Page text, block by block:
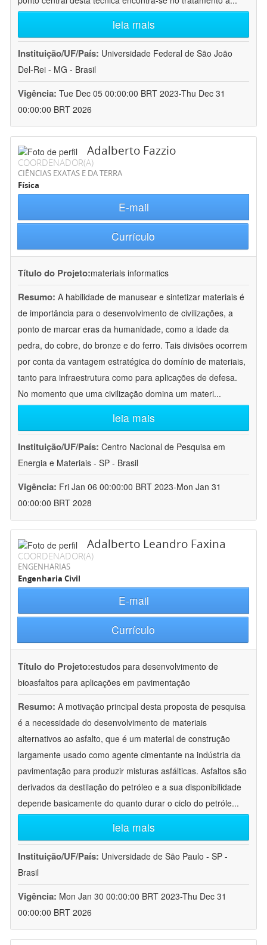
leia mais
Instituição/UF/País: Universidade Federal de São João
Del-Rei - MG - Brasil
Vigência: Tue Dec 05 00:00:00 BRT 2023-Thu Dec 31
00:00:00 BRT 2026
Adalberto Fazzio
COORDENADOR(A)
CIÊNCIAS EXATAS E DA TERRA
Física
E-mail
Currículo
Título do Projeto:materials informatics
Resumo: A habilidade de manusear e sintetizar materiais é
de importância para o desenvolvimento de civilizações, a
ponto de marcar eras da humanidade, como a idade da
pedra, do cobre, do bronze e do ferro. Tais divisões ocorrem
por conta da vantagem estratégica do domínio de materiais,
tanto para infraestrutura como para aplicações de defesa.
No momento que uma civilização domina um materi...
leia mais
Instituição/UF/País: Centro Nacional de Pesquisa em
Energia e Materiais - SP - Brasil
Vigência: Fri Jan 06 00:00:00 BRT 2023-Mon Jan 31
00:00:00 BRT 2028
Adalberto Leandro Faxina
COORDENADOR(A)
ENGENHARIAS
Engenharia Civil
E-mail
Currículo
Título do Projeto:estudos para desenvolvimento de
bioasfaltos para aplicações em pavimentação
Resumo: A motivação principal desta proposta de pesquisa
é a necessidade do desenvolvimento de materiais
alternativos ao asfalto, que é um material de construção
largamente usado como agente cimentante na indústria da
pavimentação para produzir misturas asfálticas. Asfaltos são
derivados da destilação do petróleo e a sua disponibilidade
depende basicamente do quanto durar o ciclo do petróle...
leia mais
Instituição/UF/País: Universidade de São Paulo - SP -
Brasil
Vigência: Mon Jan 30 00:00:00 BRT 2023-Thu Dec 31
00:00:00 BRT 2026